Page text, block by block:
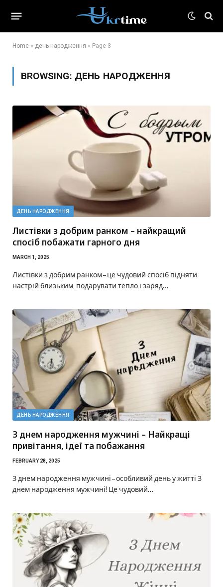
Home » день народження » Page 3
BROWSING: ДЕНЬ НАРОДЖЕННЯ
ДЕНЬ НАРОДЖЕННЯ
Листівки з добрим ранком – найкращий
спосіб побажати гарного дня
MARCH 1, 2025
Листівки з добрим ранком – це чудовий спосіб підняти
настрій близьким, подарувати тепло і заряд…
ДЕНЬ НАРОДЖЕННЯ
З днем народження мужчині – Найкращі
привітання, ідеї та побажання
FEBRUARY 28, 2025
З днем народження мужчині – особливий день у житті З
днем народження мужчині! Це чудовий…